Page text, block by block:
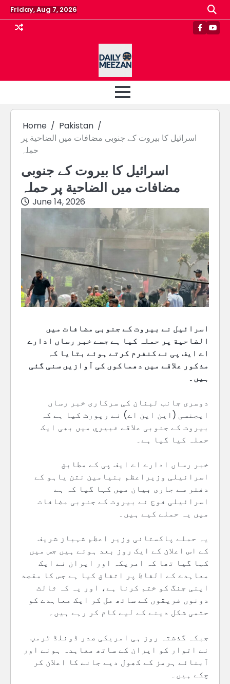
Skip
to
content
Friday, Aug 7, 2026
Home
Pakistan
اسرائیل کا بیروت کے جنوبی مضافات میں الضاحية پر
حملہ
اسرائیل کا بیروت کے جنوبی
مضافات میں الضاحية پر حملہ
June 14, 2026
اسرائیل نے بیروت کے جنوبی مضافات میں
الضاحية پر حملہ کیا ہے جسے خبر رساں ادارے
اے ایف پی نے کنفرم کرتے ہوئے بتایا کہ
مذکور علاقے میں دھماکوں کی آوازیں سنی گئی
ہیں۔
دوسری جانب لبنان کی سرکاری خبر رساں
ایجنسی (این این اے) نے رپورٹ کیا ہے کہ
بیروت کے جنوبی علاقے غبيري میں بھی ایک
حملہ کیا گیا ہے۔
خبر رساں ادارے اے ایف پی کے مطابق
اسرائیلی وزیراعظم بنیامین نتن یاہو کے
دفتر سے جاری بیان میں کہا گیا کہ ہے
اسرائیلی فوج نے بیروت کے جنوبی مضافات
میں یہ حملے کیے ہیں۔
یہ حملے پاکستانی وزیر اعظم شہباز شریف
کے اس اعلان کے ایک روز بعد ہوئے ہیں جس میں
کہا گیا تھا کہ امریکہ اور ایران نے ایک
معاہدے کے الفاظ پر اتفاق کیا ہے جس کا مقصد
اپنی جنگ کو ختم کرنا ہے، اور یہ کہ ثالث
دونوں فریقوں کے ساتھ مل کر ایک معاہدے کو
حتمی شکل دینے کے لیے کام کر رہے ہیں۔
جبکہ گذشتہ روز ہی امریکی صدر ڈونلڈ ٹرمپ
نے اتوار کو ایران کے ساتھ معاہدہ ہونے اور
آبنائے ہرمز کے کھول دیے جانے کا اعلان کر
چکے ہیں۔